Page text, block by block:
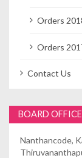
Orders
Orders
Contact Us
BOARD
Nanthancode,